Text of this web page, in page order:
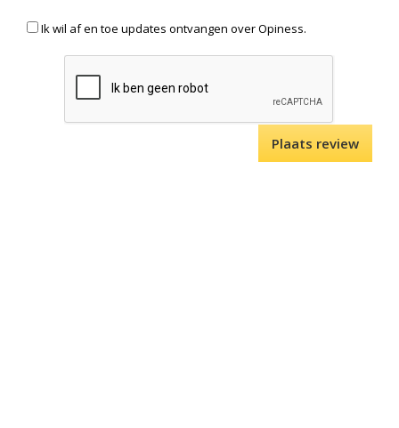
Ik wil af en toe updates ontvangen over Opiness.